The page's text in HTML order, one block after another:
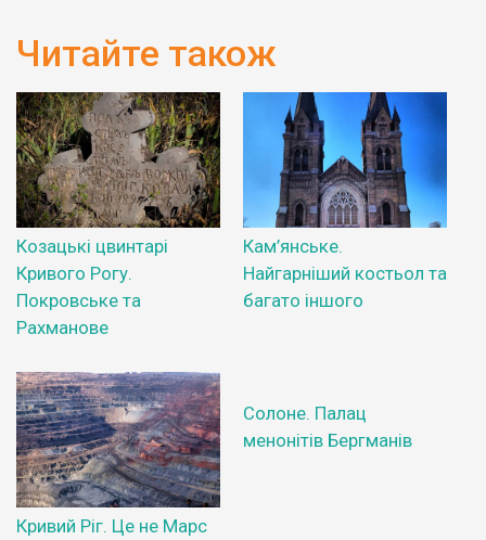
Читайте також
Козацькі цвинтарі
Кривого Рогу.
Покровське та
Рахманове
Кам’янське.
Найгарніший костьол та
багато іншого
Кривий Ріг. Це не Марс
Солоне. Палац
менонітів Бергманів